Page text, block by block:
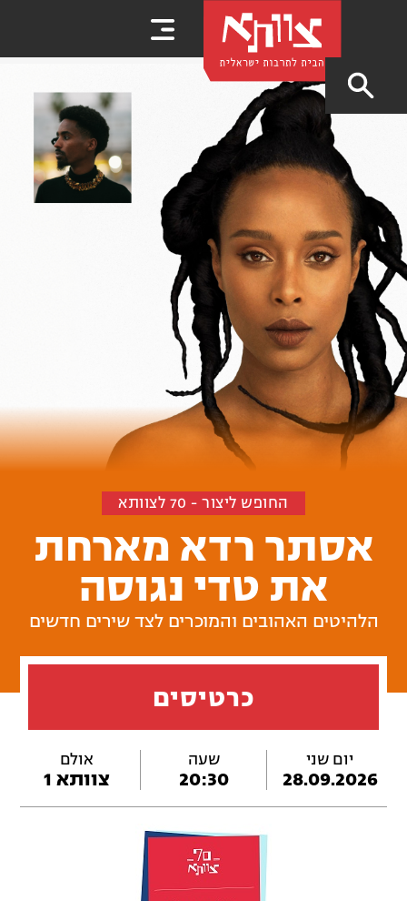
החופש ליצור - 70 לצוותא
אסתר רדא מארחת
את טדי נגוסה
הלהיטים האהובים והמוכרים לצד שירים חדשים
כרטיסים
יום שני
28.09.2026
שעה
20:30
אולם
צוותא 1